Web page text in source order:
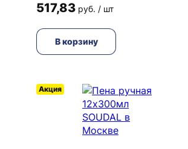
517,83 руб. / шт
В корзину
Акция